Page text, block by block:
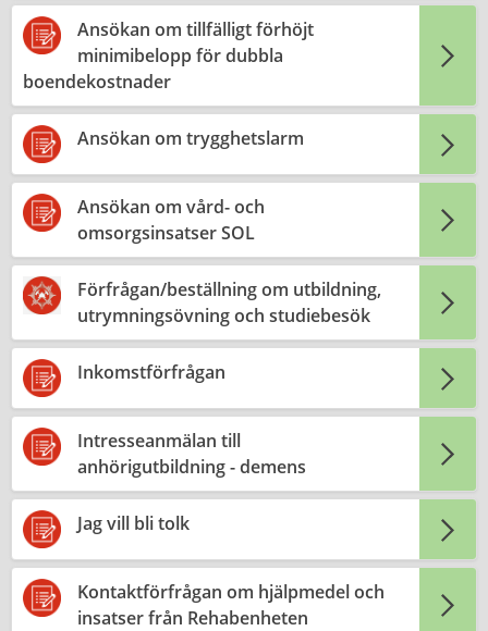
Ansökan om tillfälligt förhöjt
minimibelopp för dubbla
boendekostnader
Ansökan om trygghetslarm
Ansökan om vård- och
omsorgsinsatser SOL
Förfrågan/beställning om utbildning,
utrymningsövning och studiebesök
Inkomstförfrågan
Intresseanmälan till
anhörigutbildning - demens
Jag vill bli tolk
Kontaktförfrågan om hjälpmedel och
insatser från Rehabenheten